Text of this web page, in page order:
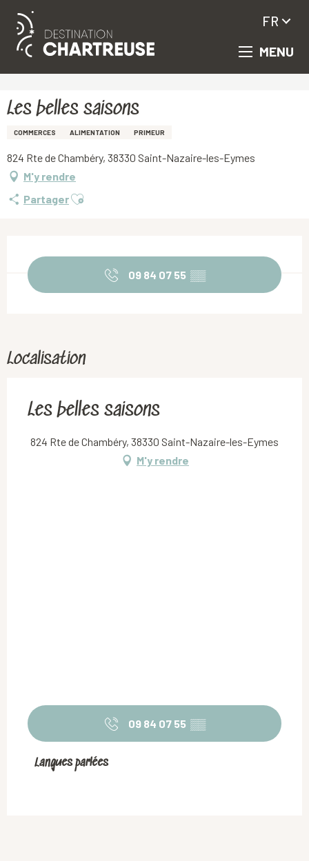
Aller
principal
MENU
FR
Les belles saisons
COMMERCES ALIMENTATION PRIMEUR
824 Rte de Chambéry, 38330 Saint-Nazaire-les-Eymes
M'y rendre
PartagerAjouter aux favoris
09 84 07 55 ▒▒
Localisation
Les belles saisons
824 Rte de Chambéry, 38330 Saint-Nazaire-les-Eymes
M'y rendre
09 84 07 55 ▒▒
Langues parlées
Langues parlées